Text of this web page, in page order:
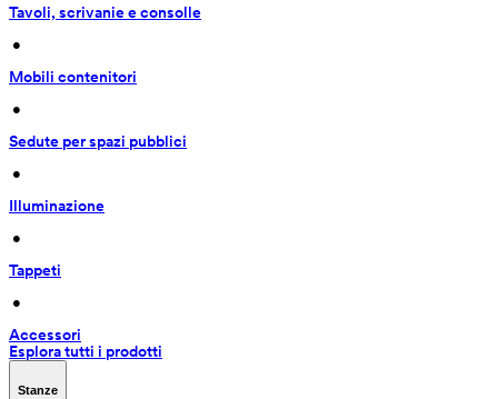
Tavoli, scrivanie e consolle
•
Mobili contenitori
•
Sedute per spazi pubblici
•
Illuminazione
•
Tappeti
•
Accessori
Esplora tutti i prodotti
Stanze